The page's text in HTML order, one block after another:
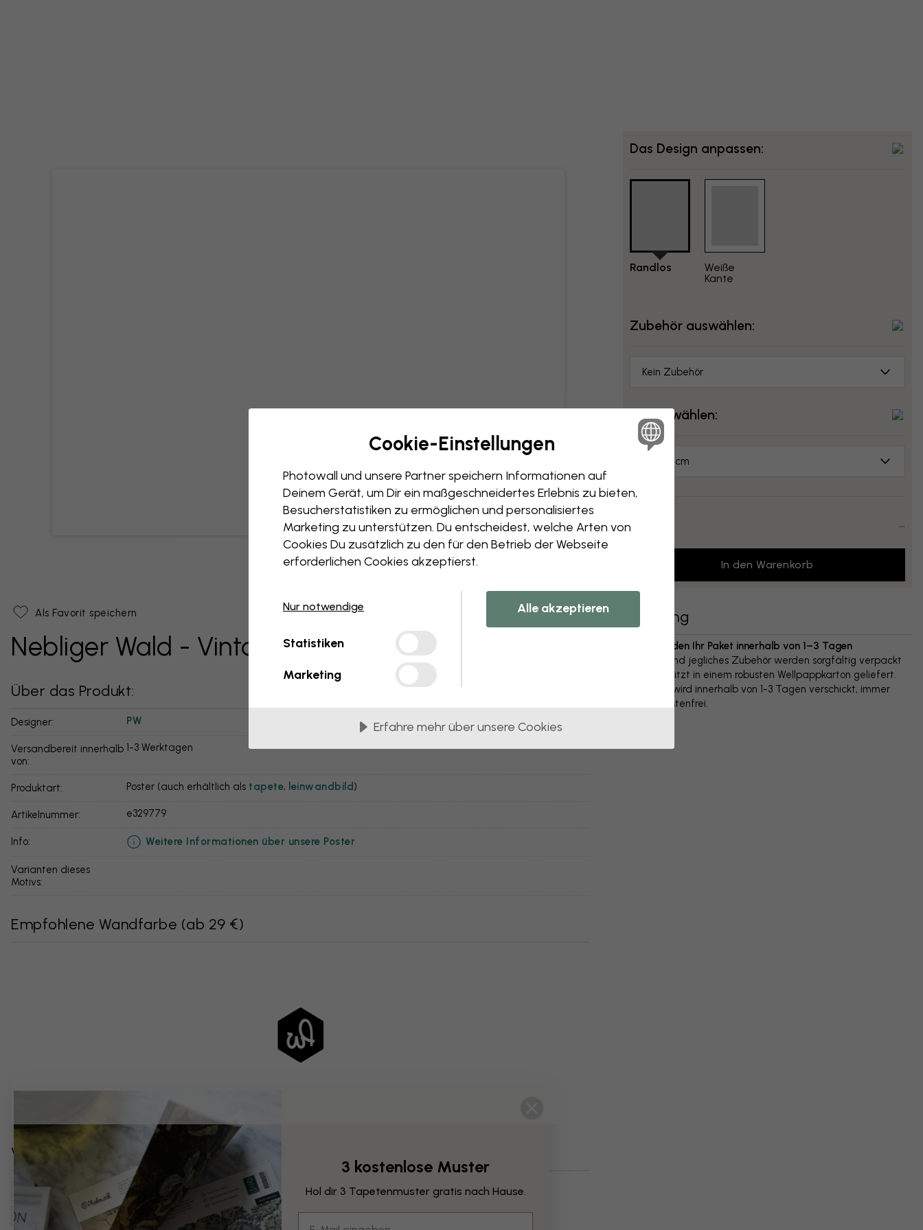
Das Design anpassen:
Randlos
Weiße
Kante
Zubehör auswählen:
Kein Zubehör
Größe wählen:
70x50 cm
Preis: ...
In den Warenkorb
Als Favorit speichern
Nebliger Wald - Vintage
Über das Produkt:
Designer: PW
Versandbereit innerhalb
von:
1-3 Werktagen
Produktart: Poster (auch erhältlich als tapete, leinwandbild)
Artikelnummer: e329779
info: Weitere Informationen über unsere Poster
Varianten dieses
Motivs:
Empfohlene Wandfarbe (ab 29 €)
Verwandte Kategorien
Schlafzimmer Natur Landschaften Bäume & Wälder Fichten & Kiefern
Stile
Rustikal & Ländlich
Skandinavisch
Lieferung
Wir versenden Ihr Paket innerhalb von 1–3 Tagen
Ihr Poster und jegliches Zubehör werden sorgfältig verpackt
und geschützt in einem robusten Wellpappkarton geliefert.
Das Paket wird innerhalb von 1-3 Tagen verschickt, immer
versandkostenfrei.
3 kostenlose Muster
Hol dir 3 Tapetenmuster gratis nach Hause.
Cookie-Einstellungen
Photowall und unsere Partner speichern Informationen auf
Deinem Gerät, um Dir ein maßgeschneidertes Erlebnis zu bieten,
Besucherstatistiken zu ermöglichen und personalisiertes
Marketing zu unterstützen. Du entscheidest, welche Arten von
Cookies Du zusätzlich zu den für den Betrieb der Webseite
erforderlichen Cookies akzeptierst.
Nur notwendige
Statistiken
Marketing
Alle akzeptieren
Erfahre mehr über unsere Cookies